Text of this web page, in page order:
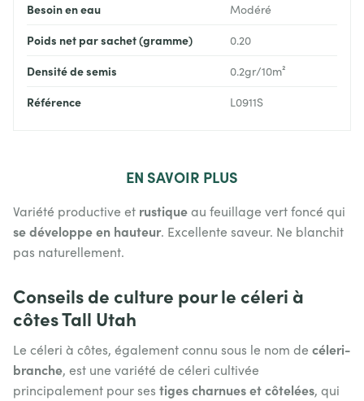
Besoin en eau Modéré
Poids net par sachet (gramme) 0.20
Densité de semis 0.2gr/10m²
Référence L0911S
EN SAVOIR PLUS
Variété productive et rustiqueau feuillage vert foncé qui
sedéveloppe en hauteur. Excellente saveur. Ne blanchit
pas naturellement.
Conseils de culture pour le céleri à
côtes Tall Utah
Le céleri à côtes, également connu sous le nom de céleri-
branche, est une variété de céleri cultivée
principalement pour ses tiges charnues et côtelées, qui